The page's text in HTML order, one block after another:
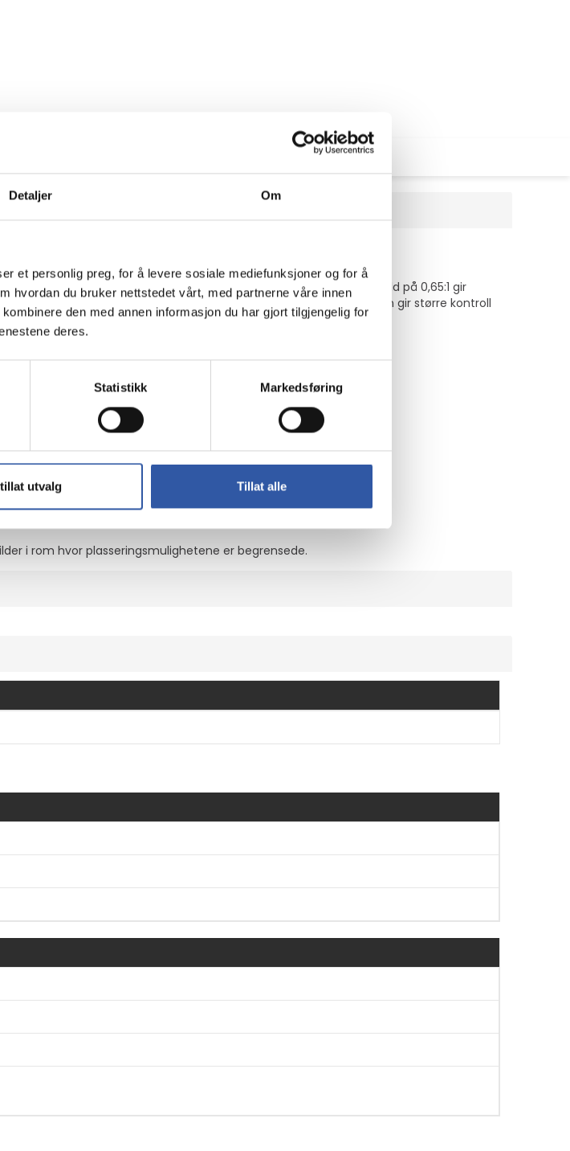
Detaljer Om
et personlig preg, for å levere sosiale mediefunksjoner og for å
hvordan du bruker nettstedet vårt, med partnerne våre innen
den med annen informasjon du har gjort tilgjengelig for
deres.
Statistikk Markedsføring
tillat utvalg Tillat alle
med sitt effektive optiske system. Med et kastforhold på 0,65:1 gir
for en rekke forskjellige omgivelser. Den manuelle fokusjusteringen gir større kontroll
engasjerende.
gir fleksibilitet når du skal sette opp projeksjonsmiljøet.
behov, noe som forbedrer den generelle seeropplevelsen.
i rom hvor plasseringsmulighetene er begrensede.